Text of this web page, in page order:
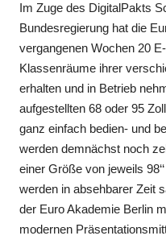
Im Zuge des DigitalPakts
Bundesregierung hat die
vergangenen Wochen 20
Klassenräume ihrer
erhalten und in Betrieb
aufgestellten 68 oder 95
ganz einfach bedien- und
werden demnächst noch
einer Größe von jeweils
werden in absehbarer Zeit
der Euro Akademie Berlin
modernen